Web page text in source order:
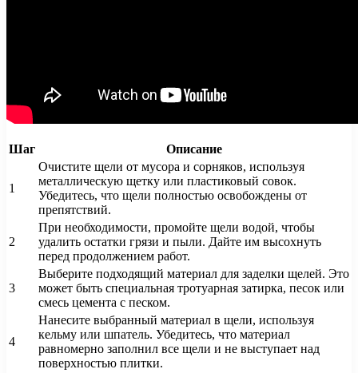
Шаг Описание
1
Очистите щели от мусора и сорняков, используя
металлическую щетку или пластиковый совок.
Убедитесь, что щели полностью освобождены от
препятствий.
2
При необходимости, промойте щели водой, чтобы
удалить остатки грязи и пыли. Дайте им высохнуть
перед продолжением работ.
3
Выберите подходящий материал для заделки щелей. Это
может быть специальная тротуарная затирка, песок или
смесь цемента с песком.
4
Нанесите выбранный материал в щели, используя
кельму или шпатель. Убедитесь, что материал
равномерно заполнил все щели и не выступает над
поверхностью плитки.